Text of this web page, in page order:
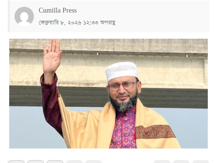
Cumilla Press
ফেব্রুয়ারি ৮, ২০২৬ ১২:৩৩ অপরাহ্ণ